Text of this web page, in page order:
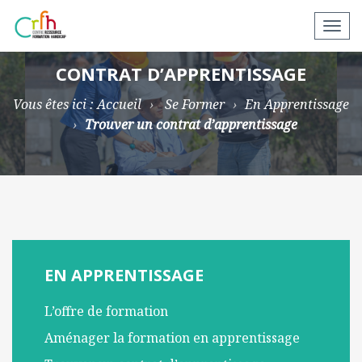
N
a
v
g
t
i
CONTRAT D’APPRENTISSAGE
Vous êtes ici :Accueil Se Former
En Apprentissage
Trouver un contrat d’apprentissage
EN APPRENTISSAGE
L’offre de formation
Aménager la formation en apprentissage